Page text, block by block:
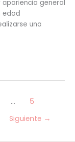
apariencia general
edad
una
…
5
Siguiente →